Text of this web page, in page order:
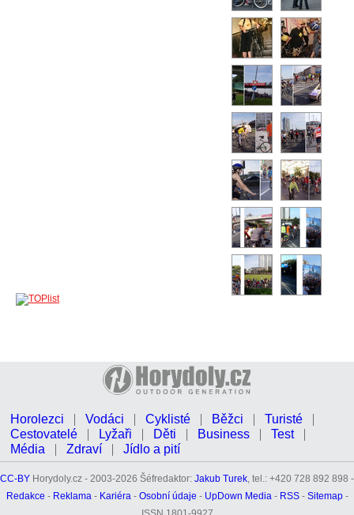
Horolezci Vodáci Cyklisté Běžci
Turisté
Cestovatelé
Lyžaři Děti Business
Test
Média
Zdraví Jídlo a pití
CC-BY Horydoly.cz - 2003-2026 Šéfredaktor: Jakub Turek, tel.: +420 728 892 898 -
Redakce - Reklama- Kariéra- Osobní údaje - UpDown Media- RSS- Sitemap-